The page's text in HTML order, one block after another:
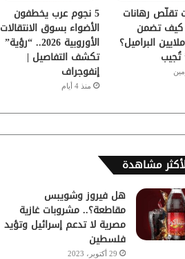
تقلّص رهانات
كيف تضمن
البراميل؟
تُجيب
5 نجوم عرب يخطفون
الأضواء بسوق الانتقالات
الأوروبية 2026.. “رؤية”
تكشف التفاصيل |
إنفوجراف
منذ 4 أيام
مشاهدة
هل فيروز وشويبس
مقاطعة؟.. مشروبات غازية
مصرية لا تدعم إسرائيل وتؤيد
فلسطين
29 أكتوبر، 2023